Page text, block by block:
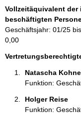
t
i
o
n
e
Vollzeitäquivalent der
beschäftigten
Geschäftsjahr: 01/25
0,00
Natascha
Funktion:
Holger Reise
Funktion: